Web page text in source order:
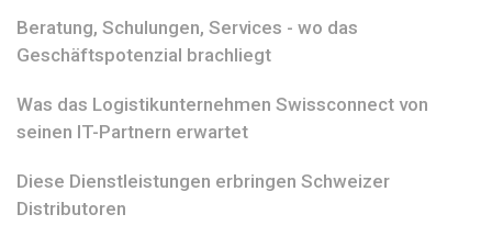
Beratung, Schulungen, Services - wo das
Geschäftspotenzial brachliegt
Was das Logistikunternehmen Swissconnect von
seinen IT-Partnern erwartet
Diese Dienstleistungen erbringen Schweizer
Distributoren